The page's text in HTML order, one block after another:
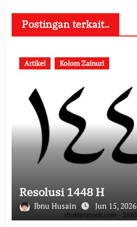
Postingan terkait..
Artikel Kolom Zainuri
Resolusi 1448 H
Ibnu Husain Jun 15, 2026